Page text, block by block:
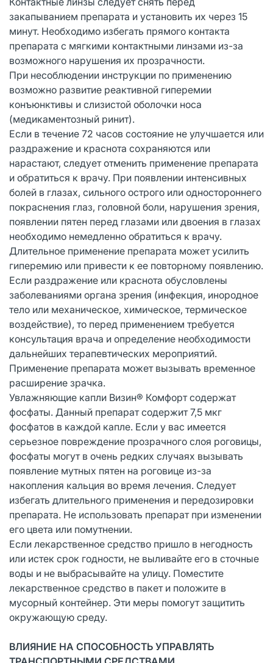
закапыванием препарата и установить их через 15
минут. Необходимо избегать прямого контакта
препарата с мягкими контактными линзами из-за
возможного нарушения их прозрачности.
При несоблюдении инструкции по применению
возможно развитие реактивной гиперемии
конъюнктивы и слизистой оболочки носа
(медикаментозный ринит).
Если в течение 72 часов состояние не улучшается или
раздражение и краснота сохраняются или
нарастают, следует отменить применение препарата
и обратиться к врачу. При появлении интенсивных
болей в глазах, сильного острого или одностороннего
покраснения глаз, головной боли, нарушения зрения,
появлении пятен перед глазами или двоения в глазах
необходимо немедленно обратиться к врачу.
Длительное применение препарата может усилить
гиперемию или привести к ее повторному появлению.
Если раздражение или краснота обусловлены
заболеваниями органа зрения (инфекция, инородное
тело или механическое, химическое, термическое
воздействие), то перед применением требуется
консультация врача и определение необходимости
дальнейших терапевтических мероприятий.
Применение препарата может вызывать временное
расширение зрачка.
Увлажняющие капли Визин® Комфорт содержат
фосфаты. Данный препарат содержит 7,5 мкг
фосфатов в каждой капле. Если у вас имеется
серьезное повреждение прозрачного слоя роговицы,
фосфаты могут в очень редких случаях вызывать
появление мутных пятен на роговице из-за
накопления кальция во время лечения. Следует
избегать длительного применения и передозировки
препарата. Не использовать препарат при изменении
его цвета или помутнении.
Если лекарственное средство пришло в негодность
или истек срок годности, не выливайте его в сточные
воды и не выбрасывайте на улицу. Поместите
лекарственное средство в пакет и положите в
мусорный контейнер. Эти меры помогут защитить
окружающую среду.
ВЛИЯНИЕ НА СПОСОБНОСТЬ УПРАВЛЯТЬ